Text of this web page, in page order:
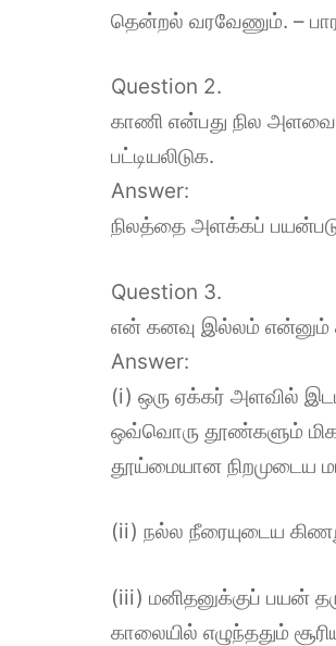
தென்றல் வரவேணும். –
Question 2.
காணி என்பது நில
பட்டியலிடுக.
Answer:
நிலத்தை அளக்கப்
Question 3.
என் கனவு இல்லம் என்னும்
Answer:
(i) ஒரு ஏக்கர் அளவில்
ஒவ்வொரு தூண்களும்
தூய்மையான நிறமுடைய
(ii) நல்ல நீரையுடைய
(iii) மனிதனுக்குப் பயன்
காலையில் எழுந்ததும்